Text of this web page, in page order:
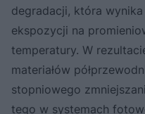
degradacji, która wynika
ekspozycji na
temperatury. W
materiałów
stopniowego
tego w systemach